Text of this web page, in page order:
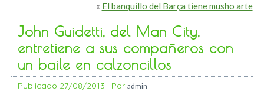
« El banquillo del Barça tiene musho arte
John Guidetti, del Man City,
entretiene a sus compañeros con
un baile en calzoncillos
Publicado 27/08/2013 | Por admin